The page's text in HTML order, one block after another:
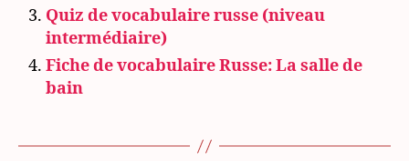
Quiz de vocabulaire russe (niveau
intermédiaire)
Fiche de vocabulaire Russe: La salle de
bain